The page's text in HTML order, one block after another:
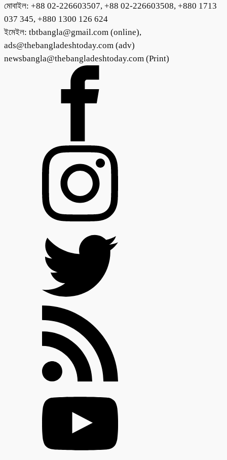
মোবাইল: +88 02-226603507, +88 02-226603508, +880 1713
037 345, +880 1300 126 624
ইমেইল: tbtbangla@gmail.com (online),
ads@thebangladeshtoday.com (adv)
newsbangla@thebangladeshtoday.com (Print)